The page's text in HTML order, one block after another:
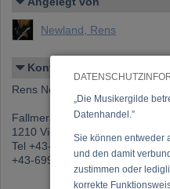
„Die Musikergilde
Datenhandel.”
Sie können entweder
und den damit
zustimmen oder
korrekte
Newland, Rens
Kontakt
Rens Newland
Fallmerayerweg 18
1210 Vienna, AUSTRIA
Tel +43-1-2901357 Fax
+43-699-11406098